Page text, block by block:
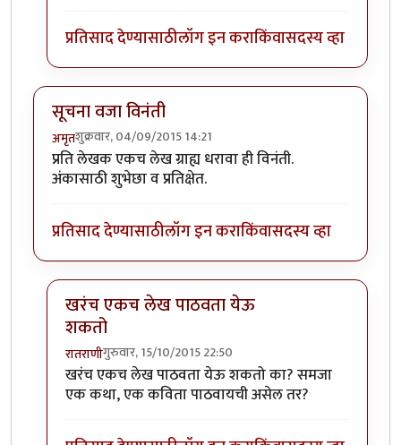
प्रतिसाद देण्यासाठीलॉग इन कराकिंवासदस्य व्हा
सूचना वजा विनंती
अमृतशुक्रवार, 04/09/2015 14:21
प्रति लेखक एकच लेख ग्राह्य धरावा ही विनंती.
अंकासाठी शुभेछा व प्रतिक्षेत.
प्रतिसाद देण्यासाठीलॉग इन कराकिंवासदस्य व्हा
खरंच एकच लेख पाठवता येऊ
शकतो
रातराणीगुरुवार, 15/10/2015 22:50
In reply toसूचना वजा विनंतीbyअमृत
खरंच एकच लेख पाठवता येऊ शकतो का? समजा
एक कथा, एक कविता पाठवायची असेल तर?